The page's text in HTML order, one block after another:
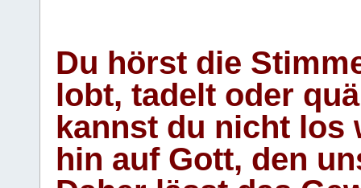
Du hörst die
lobt, tadelt oder
kannst du nicht los
hin auf Gott, den